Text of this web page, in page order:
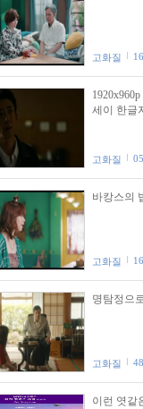
고화질
세이 한글
고화질
바캉스의
고화질
명탐정으
고화질
이런 엿같